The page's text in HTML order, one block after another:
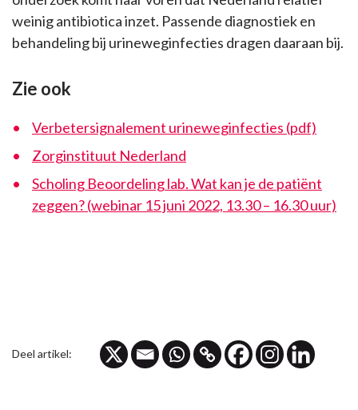
weinig antibiotica inzet. Passende diagnostiek en
behandeling bij urineweginfecties dragen daaraan bij.
Zie ook
Verbetersignalement urineweginfecties (pdf)
Zorginstituut Nederland
Scholing Beoordeling lab. Wat kan je de patiënt
zeggen? (webinar 15 juni 2022, 13.30 – 16.30 uur)
Deel artikel: